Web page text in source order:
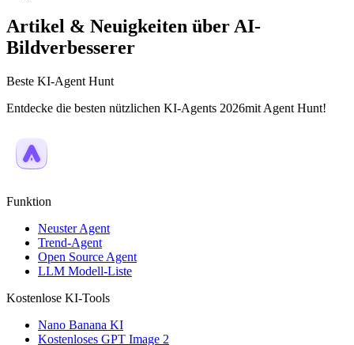
Artikel & Neuigkeiten über AI-
Bildverbesserer
Beste KI-Agent Hunt
Entdecke die besten nützlichen KI-Agents 2026mit Agent Hunt!
Funktion
Neuster Agent
Trend-Agent
Open Source Agent
LLM Modell-Liste
Kostenlose KI-Tools
Nano Banana KI
Kostenloses GPT Image 2